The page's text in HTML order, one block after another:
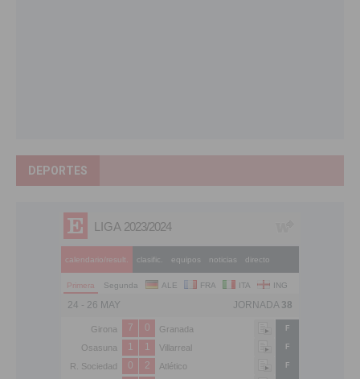
DEPORTES